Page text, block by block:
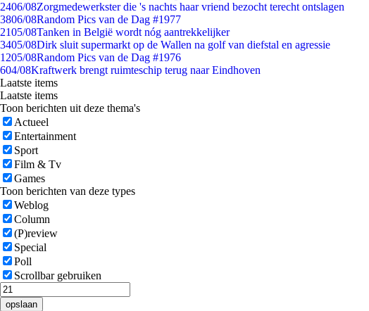
2406/08Zorgmedewerkster die 's nachts haar vriend bezocht terecht ontslagen
3806/08Random Pics van de Dag #1977
2105/08Tanken in België wordt nóg aantrekkelijker
3405/08Dirk sluit supermarkt op de Wallen na golf van diefstal en agressie
1205/08Random Pics van de Dag #1976
604/08Kraftwerk brengt ruimteschip terug naar Eindhoven
Laatste items
Laatste items
Toon berichten uit deze thema's
Actueel
Entertainment
Sport
Film & Tv
Games
Toon berichten van deze types
Weblog
Column
(P)review
Special
Poll
Scrollbar gebruiken
opslaan